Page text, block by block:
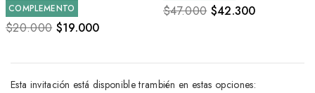
COMPLEMENTO
$20.000$19.000
$47.000$42.300
Esta invitación está disponible trambién en estas opciones: